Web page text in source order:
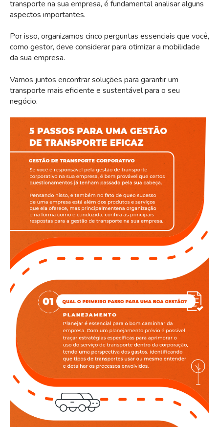
transporte na sua empresa, é fundamental analisar alguns
aspectos importantes.
Por isso, organizamos cinco perguntas essenciais que você,
como gestor, deve considerar para otimizar a mobilidade
da sua empresa.
Vamos juntos encontrar soluções para garantir um
transporte mais eficiente e sustentável para o seu
negócio.